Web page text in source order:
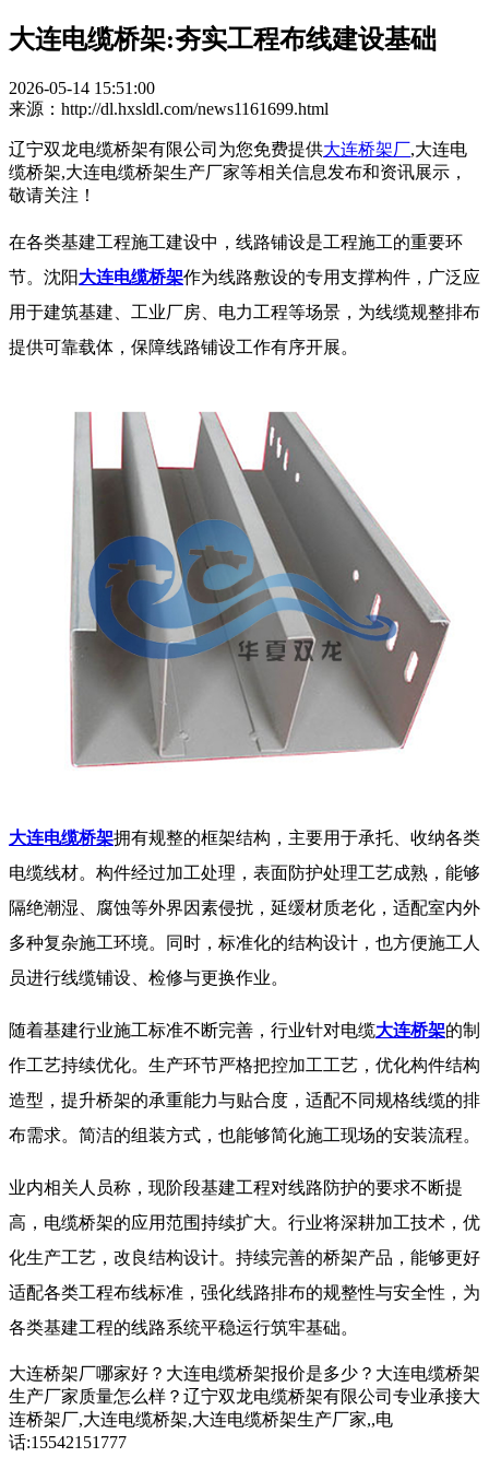
大连电缆桥架:夯实工程布线建设基础
2026-05-14 15:51:00
来源：http://dl.hxsldl.com/news1161699.html
辽宁双龙电缆桥架有限公司为您免费提供大连桥架厂,大连电
缆桥架,大连电缆桥架生产厂家等相关信息发布和资讯展示，
敬请关注！
在各类基建工程施工建设中，线路铺设是工程施工的重要环
节。沈阳大连电缆桥架作为线路敷设的专用支撑构件，广泛应
用于建筑基建、工业厂房、电力工程等场景，为线缆规整排布
提供可靠载体，保障线路铺设工作有序开展。
大连电缆桥架拥有规整的框架结构，主要用于承托、收纳各类
电缆线材。构件经过加工处理，表面防护处理工艺成熟，能够
隔绝潮湿、腐蚀等外界因素侵扰，延缓材质老化，适配室内外
多种复杂施工环境。同时，标准化的结构设计，也方便施工人
员进行线缆铺设、检修与更换作业。
随着基建行业施工标准不断完善，行业针对电缆大连桥架的制
作工艺持续优化。生产环节严格把控加工工艺，优化构件结构
造型，提升桥架的承重能力与贴合度，适配不同规格线缆的排
布需求。简洁的组装方式，也能够简化施工现场的安装流程。
业内相关人员称，现阶段基建工程对线路防护的要求不断提
高，电缆桥架的应用范围持续扩大。行业将深耕加工技术，优
化生产工艺，改良结构设计。持续完善的桥架产品，能够更好
适配各类工程布线标准，强化线路排布的规整性与安全性，为
各类基建工程的线路系统平稳运行筑牢基础。
大连桥架厂哪家好？大连电缆桥架报价是多少？大连电缆桥架
生产厂家质量怎么样？辽宁双龙电缆桥架有限公司专业承接大
连桥架厂,大连电缆桥架,大连电缆桥架生产厂家,,电
话:15542151777